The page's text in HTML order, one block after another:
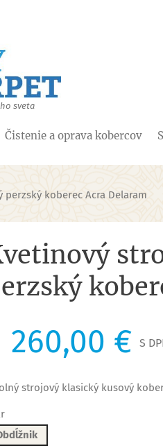
sveta
Čistenie a oprava kobercov
koberec Acra Delaram
260,00 € S
strojový klasický kusový